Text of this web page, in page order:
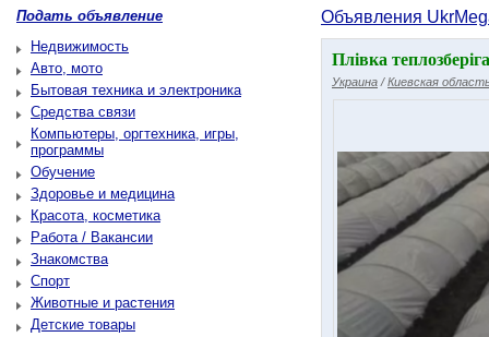
Подать объявление
Недвижимость
Авто, мото
Бытовая техника и электроника
Средства связи
Компьютеры, оргтехника, игры,
программы
Обучение
Здоровье и медицина
Красота, косметика
Работа / Вакансии
Знакомства
Спорт
Животные и растения
Детские товары
Объявления
Плівка
Украина /Киевская